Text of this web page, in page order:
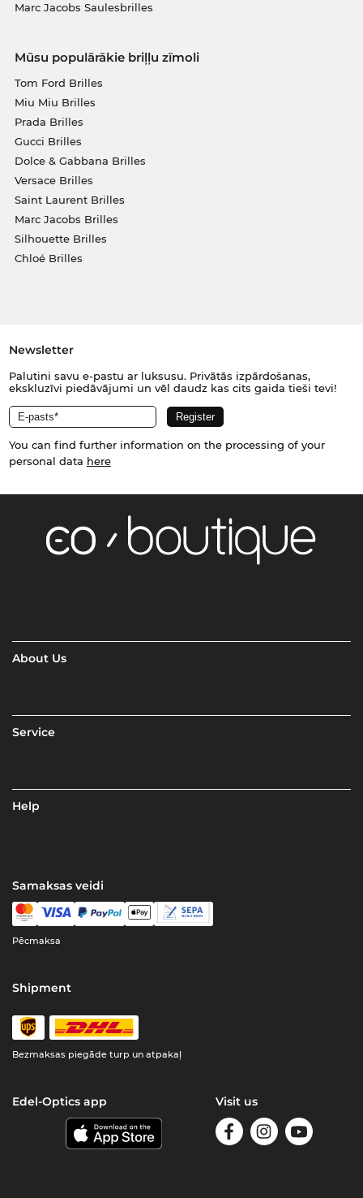
Marc Jacobs Saulesbrilles
Mūsu populārākie briļļu zīmoli
Tom Ford Brilles
Miu Miu Brilles
Prada Brilles
Gucci Brilles
Dolce & Gabbana Brilles
Versace Brilles
Saint Laurent Brilles
Marc Jacobs Brilles
Silhouette Brilles
Chloé Brilles
Newsletter
Palutini savu e-pastu ar luksusu. Privātās izpārdošanas,
ekskluzīvi piedāvājumi un vēl daudz kas cits gaida tieši tevi!
You can find further information on the processing of your
personal data here
About Us
Service
Help
Samaksas veidi
Pēcmaksa
Shipment
Bezmaksas piegāde turp un atpakaļ
Edel-Optics app Visit us